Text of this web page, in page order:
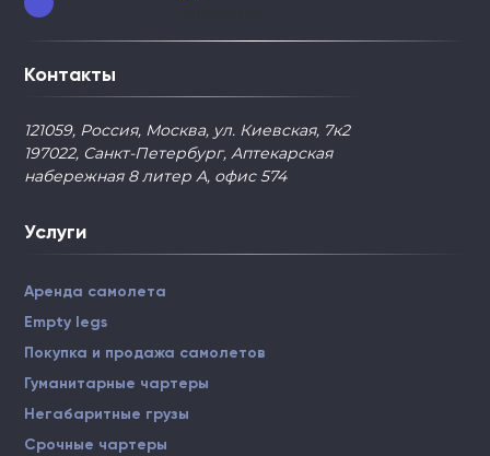
Контакты
121059, Россия, Москва, ул. Киевская, 7к2
197022, Санкт-Петербург, Аптекарская
набережная 8 литер А, офис 574
Услуги
Аренда самолета
Empty legs
Покупка и продажа самолетов
Гуманитарные чартеры
Негабаритные грузы
Срочные чартеры